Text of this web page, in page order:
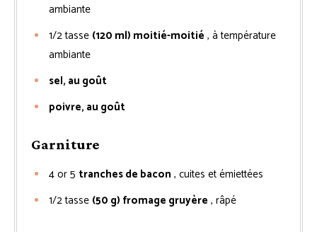
ambiante
1/2tasse (120 ml) moitié-moitié , à température
ambiante
sel, au goût
poivre, au goût
Garniture
4 or 5 tranches de bacon , cuites et émiettées
1/2tasse (50 g) fromage gruyère , râpé